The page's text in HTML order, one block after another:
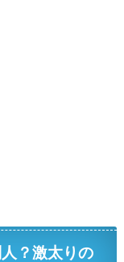
？激太りの